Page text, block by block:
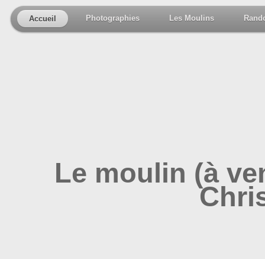
Accueil Photographies Les Moulins
Le moulin (à